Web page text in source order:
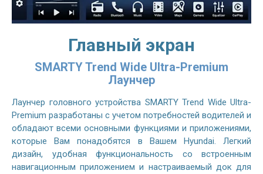
Главный экран
SMARTY Trend Wide Ultra-Premium
Лаунчер
Лаунчер головного устройства SMARTY Trend Wide Ultra-
Premium разработаны с учетом потребностей водителей и
обладают всеми основными функциями и приложениями,
которые Вам понадобятся в Вашем Hyundai. Легкий
дизайн, удобная функциональность со встроенным
навигационным приложением и настраиваемый док для